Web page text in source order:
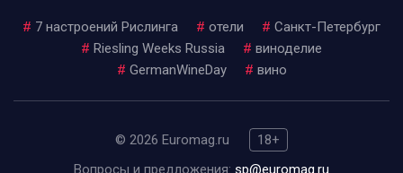
# 7 настроений Рислинга # отели # Санкт-Петербург
# Riesling Weeks Russia # виноделие
# GermanWineDay # вино
© 2026 Euromag.ru
18+
Вопросы и предложения: sp@euromag.ru